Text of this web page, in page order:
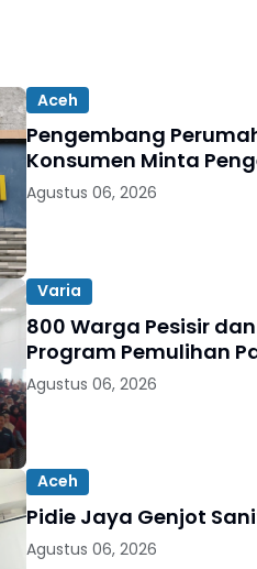
Aceh
Pengembang
Konsumen Minta
Agustus 06, 2026
Varia
800 Warga Pesisir
Program Pemulihan
Agustus 06, 2026
Aceh
Pidie Jaya Genjot
Agustus 06, 2026